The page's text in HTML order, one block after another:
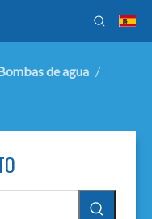
de agua /